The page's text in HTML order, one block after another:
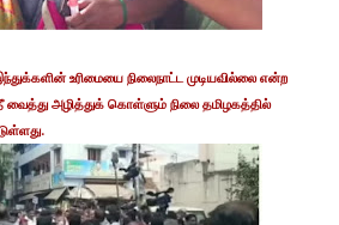
உரிமையை நிலைநாட்ட முடியவில்லை என்ற
அழித்துக் கொள்ளும் நிலை தமிழகத்தில்